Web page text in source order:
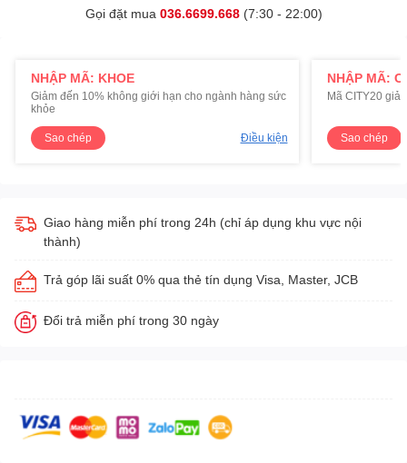
Gọi đặt mua 036.6699.668(7:30 - 22:00)
NHẬP MÃ: KHOE
Giảm đến 10% không giới hạn cho ngành hàng sức
khỏe
Sao chép Điều kiện
NHẬP MÃ:
Mã CITY20
Sao chép
Giao hàng miễn phí trong 24h (chỉ áp dụng khu vực nội
thành)
Trả góp lãi suất 0% qua thẻ tín dụng Visa, Master, JCB
Đổi trả miễn phí trong 30 ngày